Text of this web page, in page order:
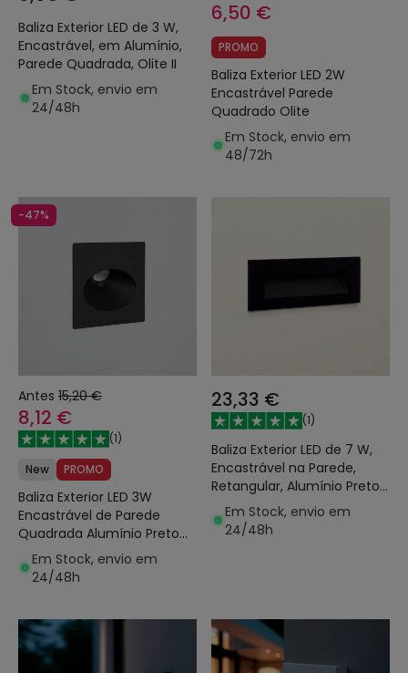
Baliza Exterior LED de 3 W,
Encastrável, em Alumínio,
Parede Quadrada, Olite II
Em Stock, envio em
24/48h
6,50 €
PROMO
Baliza Exterior LED 2W
Encastrável Parede
Quadrado Olite
Em Stock, envio em
48/72h
-47%
Antes 15,20 €
8,12 €
(1)
New
PROMO
Baliza Exterior LED 3W
Encastrável de Parede
Quadrada Alumínio Preto
Coney
Em Stock, envio em
24/48h
23,33 €
(1)
Baliza Exterior LED de 7 W,
Encastrável na Parede,
Retangular, Alumínio Preto,
Groult
Em Stock, envio em
24/48h